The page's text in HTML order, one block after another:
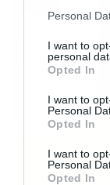
Please note
not limited to
grant or deny
use your data
consent section.
Personal
I want to
personal
Opted In
I want to
Personal
Opted In
I want to
Personal
Opted In